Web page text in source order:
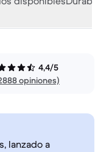
4,4/5
opiniones)
lanzado a